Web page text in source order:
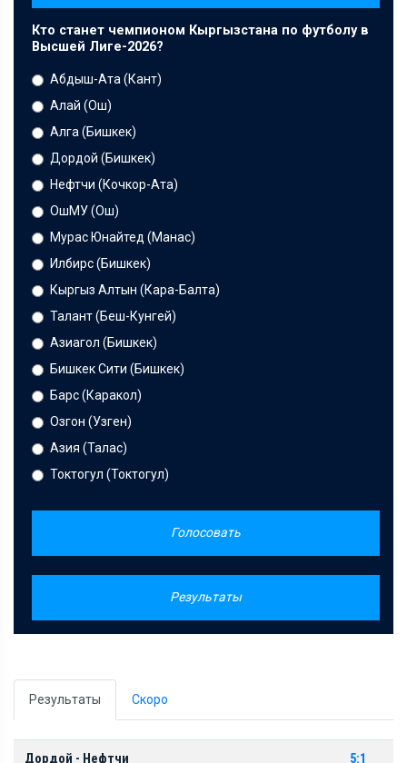
Кто станет чемпионом Кыргызстана по футболу в
Высшей Лиге-2026?
Абдыш-Ата (Кант)
Алай (Ош)
Алга (Бишкек)
Дордой (Бишкек)
Нефтчи (Кочкор-Ата)
ОшМУ (Ош)
Мурас Юнайтед (Манас)
Илбирс (Бишкек)
Кыргыз Алтын (Кара-Балта)
Талант (Беш-Кунгей)
Азиагол (Бишкек)
Бишкек Сити (Бишкек)
Барс (Каракол)
Озгон (Узген)
Азия (Талас)
Токтогул (Токтогул)
Голосовать
Результаты
Результаты Скоро
Дордой - Нефтчи 5:1